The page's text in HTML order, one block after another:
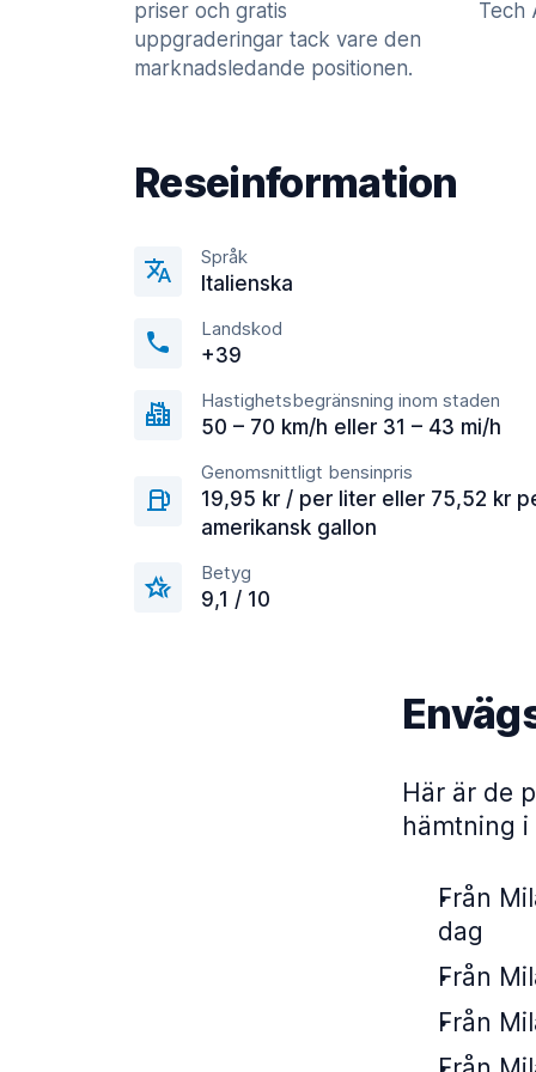
priser och gratis
uppgraderingar tack vare den
marknadsledande positionen.
Tech
Reseinformation
Språk
Italienska
Landskod
+39
Hastighetsbegränsning inom staden
50 – 70 km/h eller 31 – 43 mi/h
Genomsnittligt bensinpris
19,95 kr / per liter eller 75,52 kr
amerikansk gallon
Betyg
9,1 / 10
Här är de
hämtning
Från
dag
Från
Från